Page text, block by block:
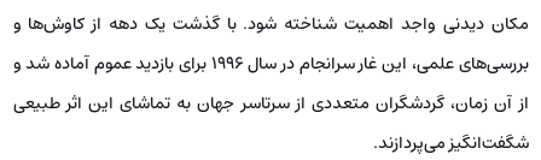
مکان دیدنی واجد اهمیت شناخته شود. با گذشت یک دهه از کاوش‌ها و
بررسی‌های علمی، این غار سرانجام در سال 1996 برای بازدید عموم آماده شد و
از آن زمان، گردشگران متعددی از سرتاسر جهان به تماشای این اثر طبیعی
شگفت‌انگیز می‌پردازند.